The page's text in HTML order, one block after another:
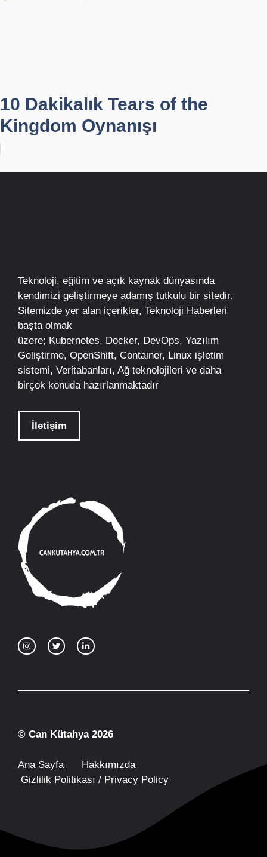
10 Dakikalık Tears of the
Kingdom Oynanışı
Teknoloji, eğitim ve açık kaynak dünyasında
kendimizi geliştirmeye adamış tutkulu bir sitedir.
Sitemizde yer alan içerikler, Teknoloji Haberleri
başta olmak
üzere; Kubernetes, Docker, DevOps, Yazılım
Geliştirme, OpenShift, Container, Linux işletim
sistemi, Veritabanları, Ağ teknolojileri ve daha
birçok konuda hazırlanmaktadır
İletişim
© Can Kütahya 2026
Ana Sayfa
Hakkımızda
Gizlilik Politikası / Privacy Policy